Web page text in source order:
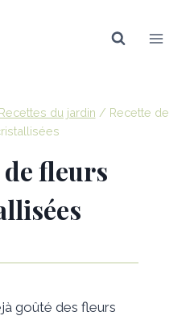
Recettes du jardin / Recette de
fleurs
goûté des fleurs